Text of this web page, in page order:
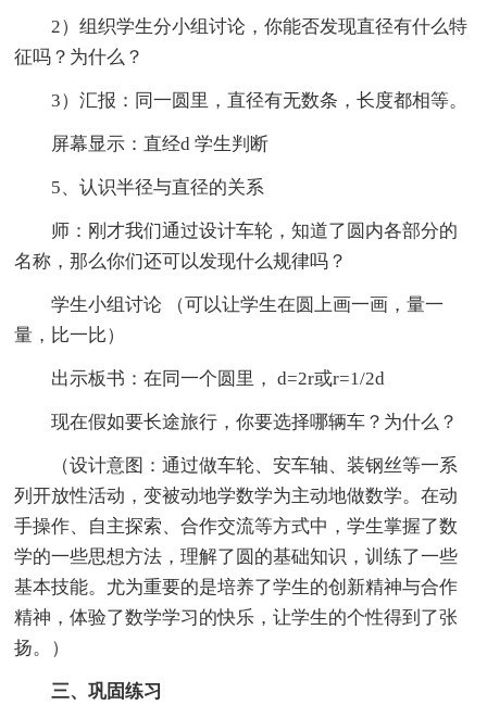
2）组织学生分小组讨论，你能否发现直径有什么特
征吗？为什么？
3）汇报：同一圆里，直径有无数条，长度都相等。
屏幕显示：直经d 学生判断
5、认识半径与直径的关系
师：刚才我们通过设计车轮，知道了圆内各部分的
名称，那么你们还可以发现什么规律吗？
学生小组讨论 （可以让学生在圆上画一画，量一
量，比一比）
出示板书：在同一个圆里， d=2r或r=1/2d
现在假如要长途旅行，你要选择哪辆车？为什么？
（设计意图：通过做车轮、安车轴、装钢丝等一系
列开放性活动，变被动地学数学为主动地做数学。在动
手操作、自主探索、合作交流等方式中，学生掌握了数
学的一些思想方法，理解了圆的基础知识，训练了一些
基本技能。尤为重要的是培养了学生的创新精神与合作
精神，体验了数学学习的快乐，让学生的个性得到了张
扬。）
三、巩固练习